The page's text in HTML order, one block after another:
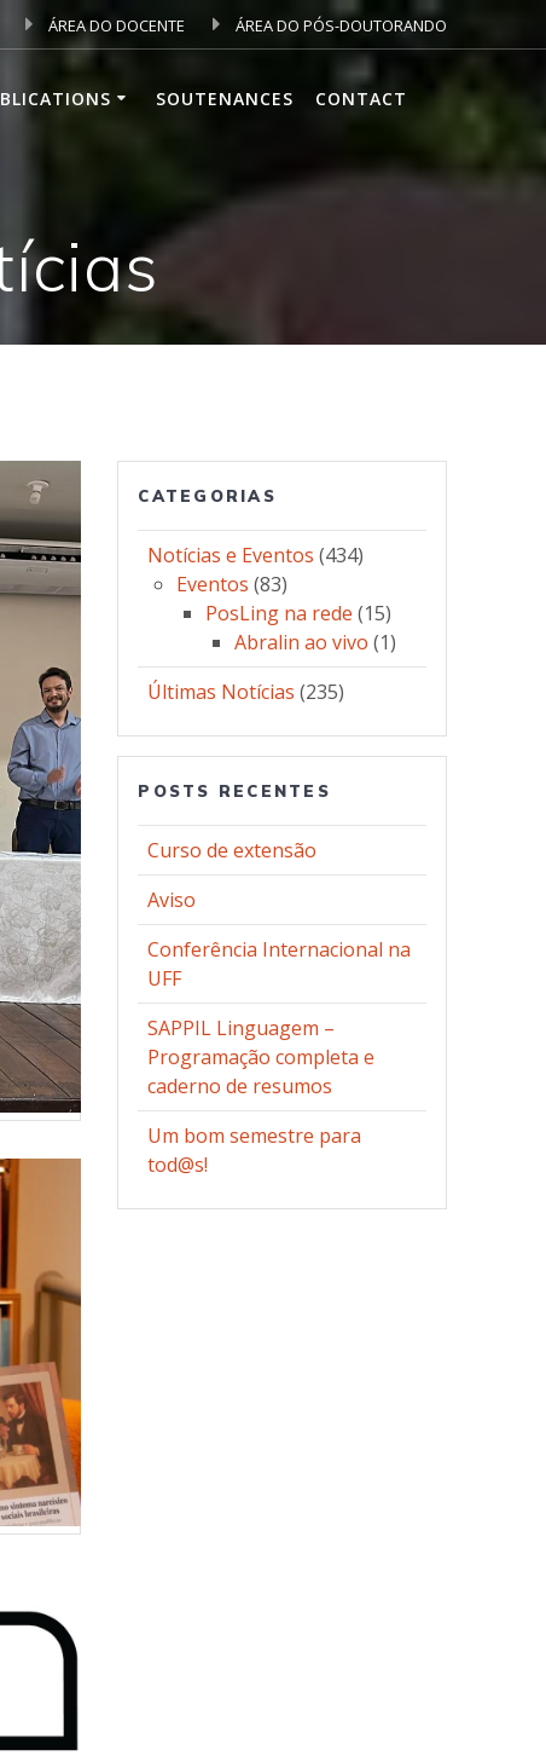
ÁREA DO DOCENTE ÁREA DO PÓS-DOUTORANDO
SOUTENANCES CONTACT
CATEGORIAS
Notícias e Eventos (434)
Eventos (83)
PosLing na rede (15)
Abralin ao vivo (1)
Últimas Notícias (235)
POSTS RECENTES
Curso de extensão
Aviso
Conferência Internacional na
UFF
SAPPIL Linguagem –
Programação completa e
caderno de resumos
Um bom semestre para
tod@s!